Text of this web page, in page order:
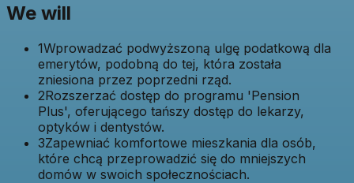
We will
1Wprowadzać podwyższoną ulgę podatkową dla
emerytów, podobną do tej, która została
zniesiona przez poprzedni rząd.
2Rozszerzać dostęp do programu 'Pension
Plus', oferującego tańszy dostęp do lekarzy,
optyków i dentystów.
3Zapewniać komfortowe mieszkania dla osób,
które chcą przeprowadzić się do mniejszych
domów w swoich społecznościach.